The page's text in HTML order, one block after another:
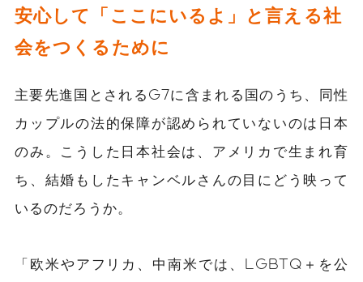
安心して「ここにいるよ」と言える社
会をつくるために
主要先進国とされるG7に含まれる国のうち、同性
カップルの法的保障が認められていないのは日本
のみ。こうした日本社会は、アメリカで生まれ育
ち、結婚もしたキャンベルさんの目にどう映って
いるのだろうか。
「欧米やアフリカ、中南米では、LGBTQ＋を公